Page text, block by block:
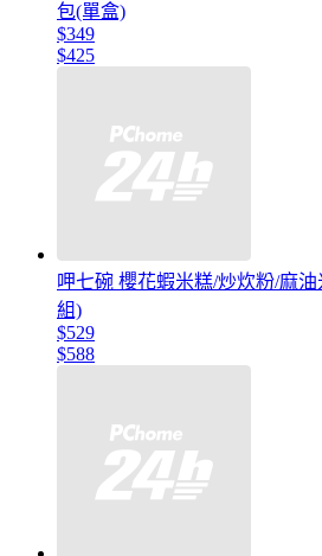
包(單盒)
$349
$425
呷七碗 櫻花蝦米糕/炒炊粉/麻
組)
$529
$588